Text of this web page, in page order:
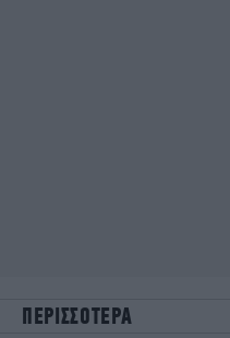
ΠΕΡΙΣΣΟΤΕΡΑ